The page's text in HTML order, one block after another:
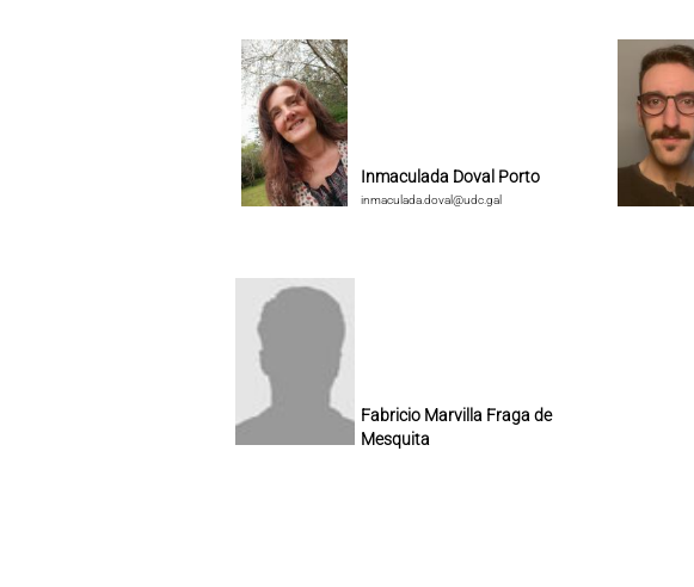
Inmaculada Doval Porto
inmaculada.doval@udc.gal
Fabricio Marvilla Fraga de
Mesquita